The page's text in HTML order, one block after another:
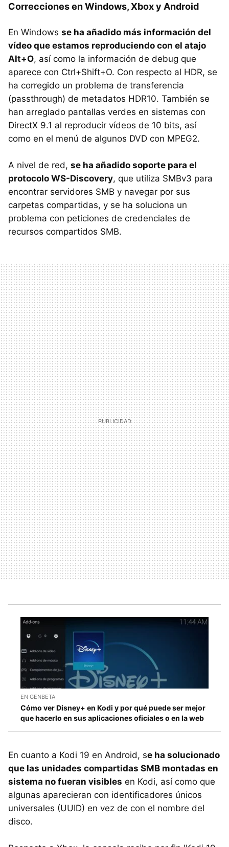
Correcciones en Windows, Xbox y Android
En Windows se ha añadido más información del
vídeo que estamos reproduciendo con el atajo
Alt+O, así como la información de debug que
aparece con Ctrl+Shift+O. Con respecto al HDR, se
ha corregido un problema de transferencia
(passthrough) de metadatos HDR10. También se
han arreglado pantallas verdes en sistemas con
DirectX 9.1 al reproducir vídeos de 10 bits, así
como en el menú de algunos DVD con MPEG2.
A nivel de red, se ha añadido soporte para el
protocolo WS-Discovery, que utiliza SMBv3 para
encontrar servidores SMB y navegar por sus
carpetas compartidas, y se ha soluciona un
problema con peticiones de credenciales de
recursos compartidos SMB.
EN GENBETA
Cómo ver Disney+ en Kodi y por qué puede ser mejor
que hacerlo en sus aplicaciones oficiales o en la web
En cuanto a Kodi 19 en Android, se ha solucionado
que las unidades compartidas SMB montadas en
sistema no fueran visibles en Kodi, así como que
algunas aparecieran con identificadores únicos
universales (UUID) en vez de con el nombre del
disco.